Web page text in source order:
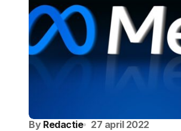
By Redactie 27 april 2022